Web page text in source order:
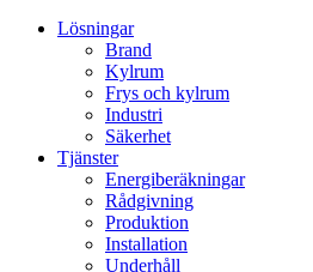
Lösningar
Brand
Kylrum
Frys och kylrum
Industri
Säkerhet
Tjänster
Energiberäkningar
Rådgivning
Produktion
Installation
Underhåll